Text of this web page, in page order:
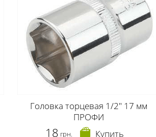
Головка торцевая 1/2" 17 мм
ПРОФИ
18 грн. Купить